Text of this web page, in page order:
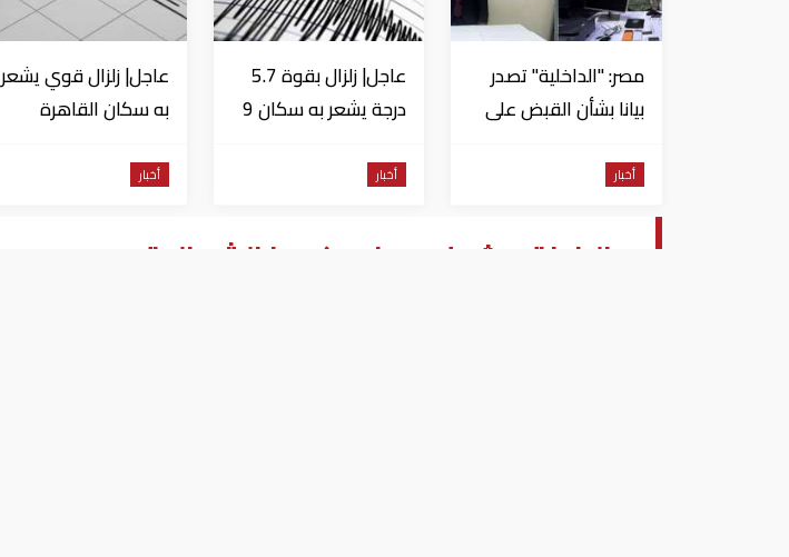
مصر: "الداخلية" تصدر
بيانا بشأن القبض على
للاستيلاء على
أخبار
عاجل| زلزال بقوة 5.7
درجة يشعر به سكان 9
من السويس
أخبار
عاجل| زلزال قوي يشعر
به سكان القاهرة
أخبار
ماليزيا تبحث طرد سفير كوريا الشمالية